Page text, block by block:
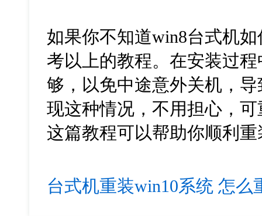
如果你不知道win8台式机
考以上的教程。在安装过
够，以免中途意外关机，
现这种情况，不用担心，
这篇教程可以帮助你顺利重
台式机重装win10系统 怎么